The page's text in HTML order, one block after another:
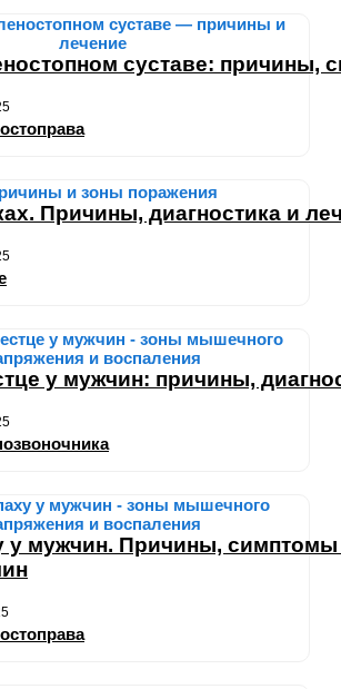
суставе: причины,
Причины, диагностика и
у мужчин: причины,
у мужчин. Причины,